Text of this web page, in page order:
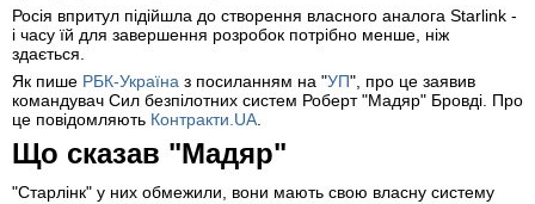
Росія впритул підійшла до створення власного аналога Starlink -
і часу їй для завершення розробок потрібно менше, ніж
здається.
Як пише РБК-Україна з посиланням на "УП", про це заявив
командувач Сил безпілотних систем Роберт "Мадяр" Бровді. Про
це повідомляють Контракти.UA
Що сказав "Мадяр"
"Старлінк" у них обмежили, вони мають свою власну систему